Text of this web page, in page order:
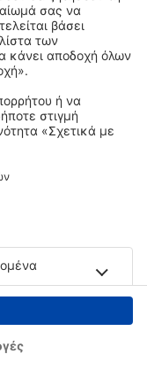
νομίμου δικαιώματος.